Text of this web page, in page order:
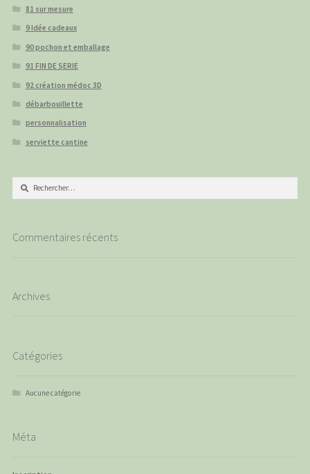
81 sur mesure
9 Idée cadeaux
90 pochon et emballage
91 FIN DE SERIE
92 création médoc 3D
débarbouillette
personnalisation
serviette cantine
Rechercher :
Commentaires récents
Archives
Catégories
Aucune catégorie
Méta